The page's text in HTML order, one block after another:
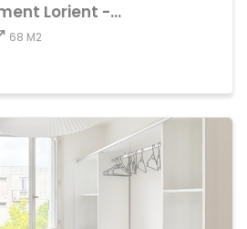
Achat Appartement Lorient - Saint-Brieuc
68 M2